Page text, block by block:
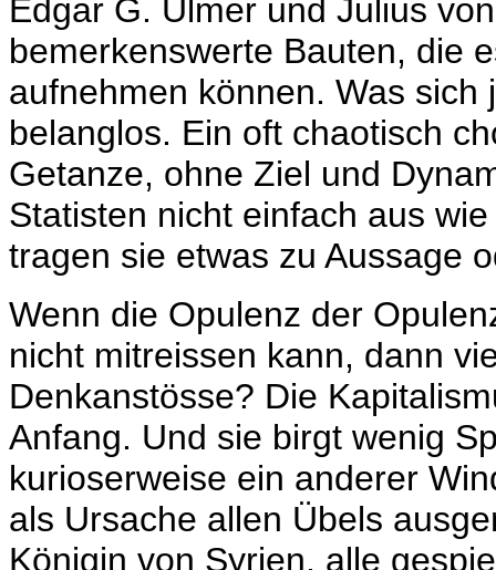
Edgar G. Ulmer und Julius
bemerkenswerte Bauten, die
aufnehmen können. Was
belanglos. Ein oft chaotisch
Getanze, ohne Ziel und
Statisten nicht einfach aus
tragen sie etwas zu Aussage
Wenn die Opulenz der
nicht mitreissen kann, dann
Denkanstösse? Die
Anfang. Und sie birgt wenig
kurioserweise ein anderer
als Ursache allen Übels
Königin von Syrien, alle